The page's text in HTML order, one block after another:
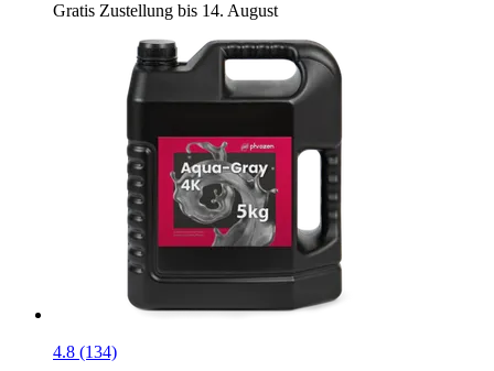
Gratis Zustellung bis 14. August
4.8 (134)